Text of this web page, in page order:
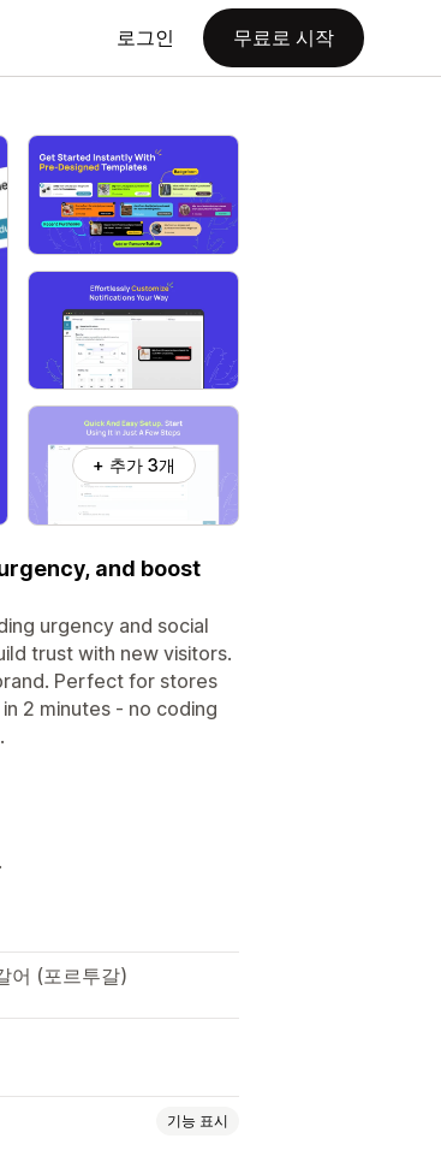
로그인 무료로 시작
+ 추가 3개
and boost
urgency and social
trust with new visitors.
Perfect for stores
2 minutes - no coding
어 (포르투갈)
기능 표시